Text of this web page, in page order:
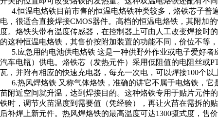
4.恒温电烙铁目前市售的恒温电烙铁种类较多，烙铁芯子普
电，很适合直接焊接CMOS器件。高档的恒温电烙铁，其附加
度。烙铁头带有温度传感器，在控制器上可由人工改变焊接时
的这种恒温电烙铁，其售价按附加装置的功能不同，价位不等
5.应急用的电池供电烙铁 这是一种供野外作业或电子爱好者
汽车电瓶）供电。烙铁芯（发热元件）采用低阻值的电阻丝或
瓦，并附有相应的快速充电器，每充一次电，可以焊接100个
6.热风焊烙铁 又称气体烙铁，准确的讲它不属于电烙铁，它
苗附近空间就升温，达到焊接目的。这种烙铁专用于贴片元件
铁时，调节火苗温度到需要值（凭经验），再让火苗在需拆的
后补焊上新元件。热风焊烙铁的最高温度可达1300摄式度，售